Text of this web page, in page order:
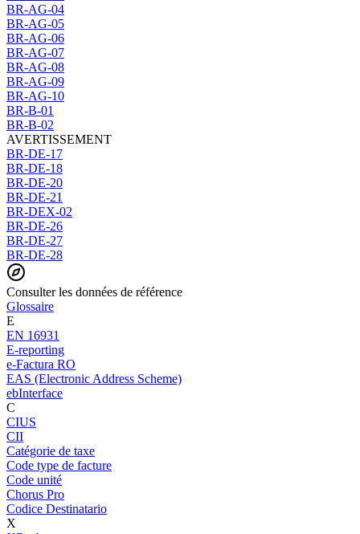
BR-AG-04
BR-AG-05
BR-AG-06
BR-AG-07
BR-AG-08
BR-AG-09
BR-AG-10
BR-B-01
BR-B-02
AVERTISSEMENT
BR-DE-17
BR-DE-18
BR-DE-20
BR-DE-21
BR-DEX-02
BR-DE-26
BR-DE-27
BR-DE-28
Consulter les données de référence
Glossaire
E
EN 16931
E-reporting
e-Factura RO
EAS (Electronic Address Scheme)
ebInterface
C
CIUS
CII
Catégorie de taxe
Code type de facture
Code unité
Chorus Pro
Codice Destinatario
X